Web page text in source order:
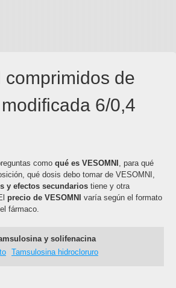
comprimidos de
6/0,4
como qué es VESOMNI , para qué
qué dosis debo tomar de VESOMNI,
y efectos secundarios tiene y otra
precio de VESOMNI
varía según el formato
fármaco.
y solifenacina
Tamsulosina hidrocloruro